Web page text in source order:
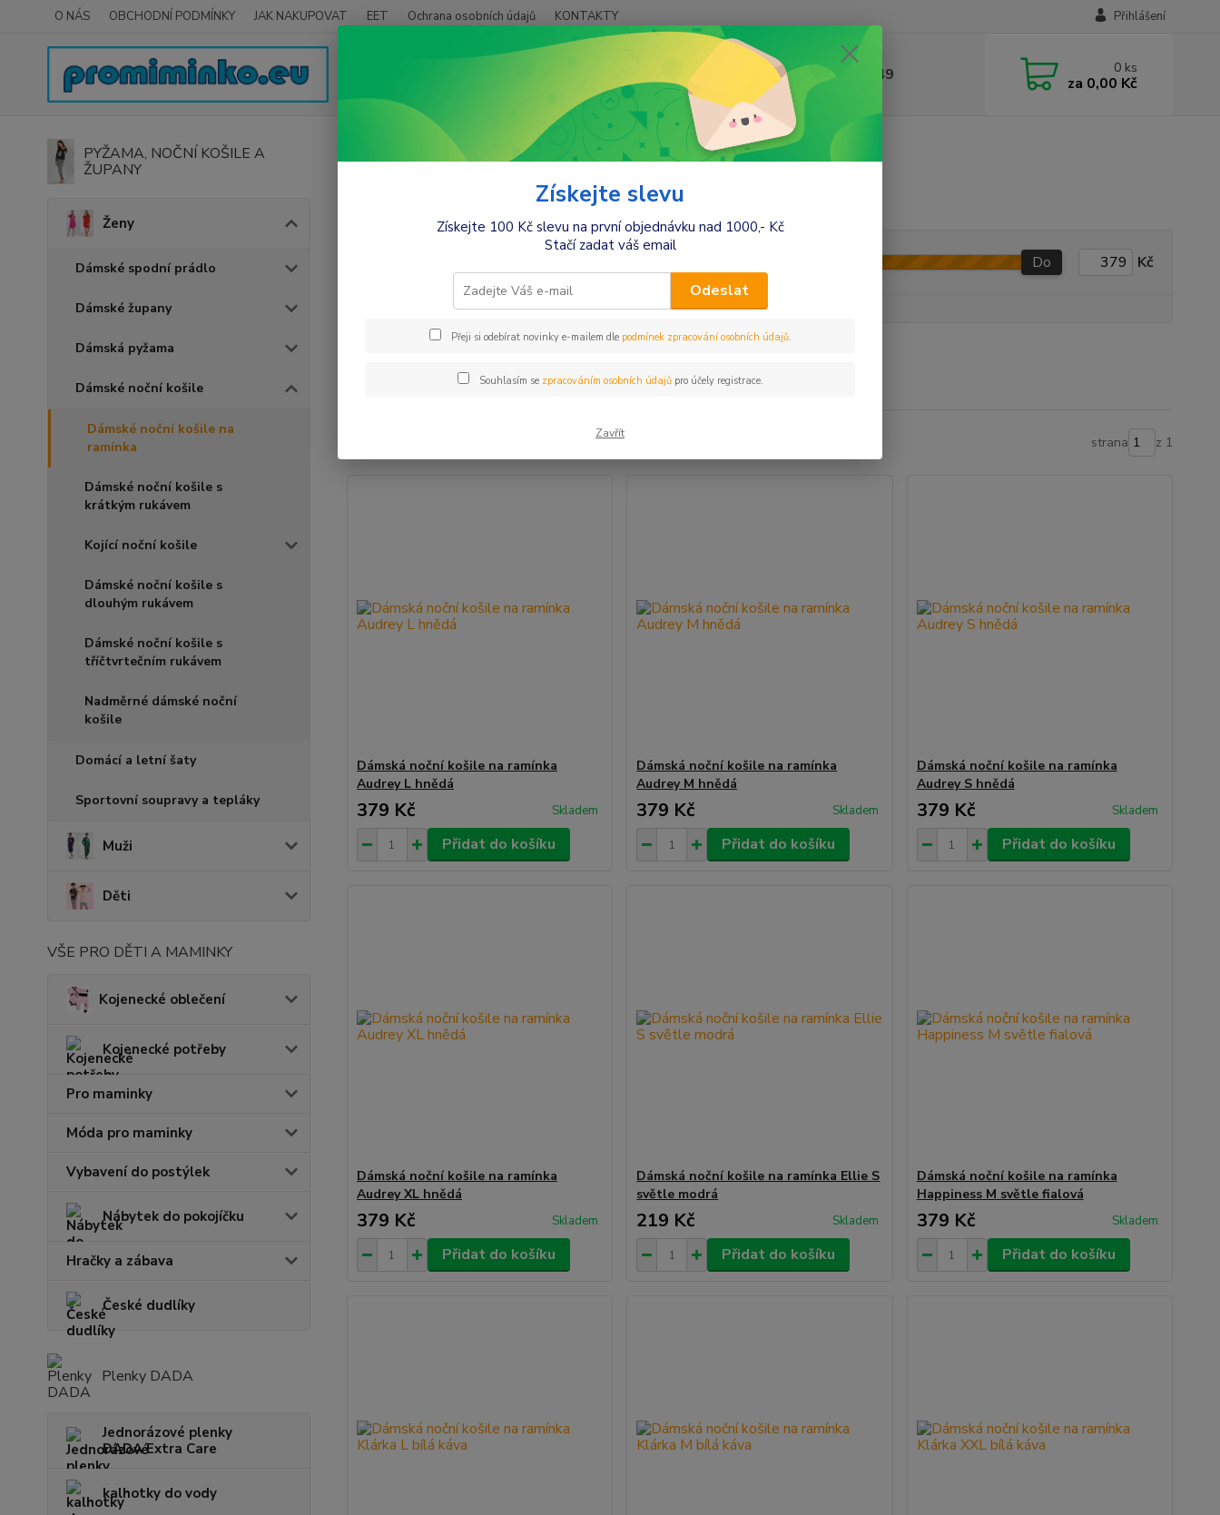
O NÁS OBCHODNÍ PODMÍNKY JAK NAKUPOVAT EET Ochrana osobních údajů KONTAKTY Přihlášení
+420412384749 0 ks
za 0,00 Kč
PYŽAMA, NOČNÍ KOŠILE A
ŽUPANY
Ženy
Dámské spodní prádlo
Dámské župany
Dámská pyžama
Dámské noční košile
Dámské noční košile na
ramínka
Dámské noční košile s
krátkým rukávem
Kojící noční košile
Dámské noční košile s
dlouhým rukávem
Dámské noční košile s
tříčtvrtečním rukávem
Nadměrné dámské noční
košile
Domácí a letní šaty
Sportovní soupravy a tepláky
Muži
Děti
VŠE PRO DĚTI A MAMINKY
Kojenecké oblečení
Kojenecké potřeby
Pro maminky
Móda pro maminky
Vybavení do postýlek
Nábytek do pokojíčku
Hračky a zábava
České dudlíky
Plenky DADA
Jednorázové plenky
DADA Extra Care
kalhotky do vody
Dámské noční košile Dámské noční košile na ramínka
Dámské noční košile na ramínka
Do Kč
strana z 1
Dámská noční košile na ramínka
Audrey L hnědá
379 Kč Skladem
Přidat do košíku
Dámská noční košile na ramínka
Audrey M hnědá
379 Kč Skladem
Přidat do košíku
Dámská noční košile na ramínka
Audrey S hnědá
379 Kč Skladem
Přidat do košíku
Dámská noční košile na ramínka
Audrey XL hnědá
379 Kč Skladem
Přidat do košíku
Dámská noční košile na ramínka Ellie S
světle modrá
219 Kč Skladem
Přidat do košíku
Dámská noční košile na ramínka
Happiness M světle fialová
379 Kč Skladem
Přidat do košíku
Získejte slevu
Získejte 100 Kč slevu na první objednávku nad 1000,- Kč
Stačí zadat váš email
Odeslat
Přeji si odebírat novinky e-mailem dle podmínek zpracování osobních údajů.
Souhlasím se zpracováním osobních údajůpro účely registrace.
Zavřít